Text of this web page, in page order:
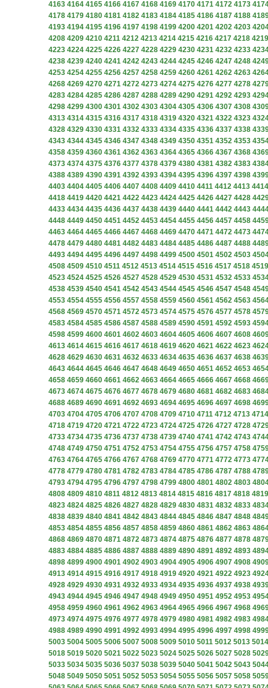
4163 4164 4165 4166 4167 4168 4169 4170 4171 4172 4173
4178 4179 4180 4181 4182 4183 4184 4185 4186 4187 4188
4193 4194 4195 4196 4197 4198 4199 4200 4201 4202 4203
4208 4209 4210 4211 4212 4213 4214 4215 4216 4217 4218 4219
4223 4224 4225 4226 4227 4228 4229 4230 4231 4232 4233
4238 4239 4240 4241 4242 4243 4244 4245 4246 4247 4248
4253 4254 4255 4256 4257 4258 4259 4260 4261 4262 4263
4268 4269 4270 4271 4272 4273 4274 4275 4276 4277 4278
4283 4284 4285 4286 4287 4288 4289 4290 4291 4292 4293
4298 4299 4300 4301 4302 4303 4304 4305 4306 4307 4308
4313 4314 4315 4316 4317 4318 4319 4320 4321 4322 4323
4328 4329 4330 4331 4332 4333 4334 4335 4336 4337 4338
4343 4344 4345 4346 4347 4348 4349 4350 4351 4352 4353
4358 4359 4360 4361 4362 4363 4364 4365 4366 4367 4368
4373 4374 4375 4376 4377 4378 4379 4380 4381 4382 4383
4388 4389 4390 4391 4392 4393 4394 4395 4396 4397 4398
4403 4404 4405 4406 4407 4408 4409 4410 4411 4412 4413 4414
4418 4419 4420 4421 4422 4423 4424 4425 4426 4427 4428
4433 4434 4435 4436 4437 4438 4439 4440 4441 4442 4443
4448 4449 4450 4451 4452 4453 4454 4455 4456 4457 4458
4463 4464 4465 4466 4467 4468 4469 4470 4471 4472 4473
4478 4479 4480 4481 4482 4483 4484 4485 4486 4487 4488
4493 4494 4495 4496 4497 4498 4499 4500 4501 4502 4503
4508 4509 4510 4511 4512 4513 4514 4515 4516 4517 4518 4519
4523 4524 4525 4526 4527 4528 4529 4530 4531 4532 4533
4538 4539 4540 4541 4542 4543 4544 4545 4546 4547 4548
4553 4554 4555 4556 4557 4558 4559 4560 4561 4562 4563
4568 4569 4570 4571 4572 4573 4574 4575 4576 4577 4578
4583 4584 4585 4586 4587 4588 4589 4590 4591 4592 4593
4598 4599 4600 4601 4602 4603 4604 4605 4606 4607 4608
4613 4614 4615 4616 4617 4618 4619 4620 4621 4622 4623
4628 4629 4630 4631 4632 4633 4634 4635 4636 4637 4638
4643 4644 4645 4646 4647 4648 4649 4650 4651 4652 4653
4658 4659 4660 4661 4662 4663 4664 4665 4666 4667 4668
4673 4674 4675 4676 4677 4678 4679 4680 4681 4682 4683
4688 4689 4690 4691 4692 4693 4694 4695 4696 4697 4698
4703 4704 4705 4706 4707 4708 4709 4710 4711 4712 4713 4714
4718 4719 4720 4721 4722 4723 4724 4725 4726 4727 4728
4733 4734 4735 4736 4737 4738 4739 4740 4741 4742 4743
4748 4749 4750 4751 4752 4753 4754 4755 4756 4757 4758
4763 4764 4765 4766 4767 4768 4769 4770 4771 4772 4773
4778 4779 4780 4781 4782 4783 4784 4785 4786 4787 4788
4793 4794 4795 4796 4797 4798 4799 4800 4801 4802 4803
4808 4809 4810 4811 4812 4813 4814 4815 4816 4817 4818 4819
4823 4824 4825 4826 4827 4828 4829 4830 4831 4832 4833
4838 4839 4840 4841 4842 4843 4844 4845 4846 4847 4848
4853 4854 4855 4856 4857 4858 4859 4860 4861 4862 4863
4868 4869 4870 4871 4872 4873 4874 4875 4876 4877 4878
4883 4884 4885 4886 4887 4888 4889 4890 4891 4892 4893
4898 4899 4900 4901 4902 4903 4904 4905 4906 4907 4908
4913 4914 4915 4916 4917 4918 4919 4920 4921 4922 4923
4928 4929 4930 4931 4932 4933 4934 4935 4936 4937 4938
4943 4944 4945 4946 4947 4948 4949 4950 4951 4952 4953
4958 4959 4960 4961 4962 4963 4964 4965 4966 4967 4968
4973 4974 4975 4976 4977 4978 4979 4980 4981 4982 4983
4988 4989 4990 4991 4992 4993 4994 4995 4996 4997 4998
5003 5004 5005 5006 5007 5008 5009 5010 5011 5012 5013 5014
5018 5019 5020 5021 5022 5023 5024 5025 5026 5027 5028
5033 5034 5035 5036 5037 5038 5039 5040 5041 5042 5043
5048 5049 5050 5051 5052 5053 5054 5055 5056 5057 5058